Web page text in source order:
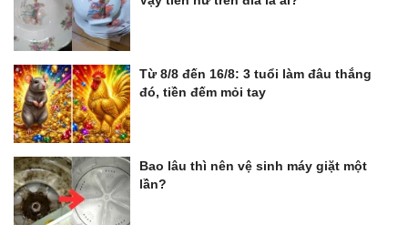
Từ 8/8 đến 16/8: 3 tuổi làm đâu thắng
đó, tiền đếm mỏi tay
Bao lâu thì nên vệ sinh máy giặt một
lần?